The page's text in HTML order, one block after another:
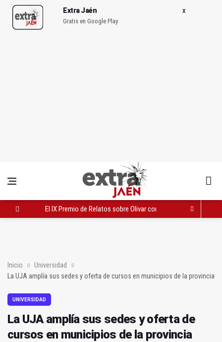
Extra Jaén
Gratis en Google Play
El IX Premio de Relatos sobre Olivar contará con una mayor
Inicio
Universidad
La UJA amplía sus sedes y oferta de cursos en municipios de la provincia
UNIVERSIDAD
La UJA amplía sus sedes y oferta de
cursos en municipios de la provincia